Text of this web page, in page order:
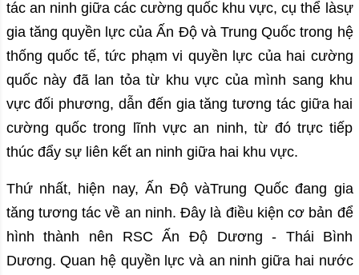
tác an ninh giữa các cường quốc khu vực, cụ thể làsự
gia tăng quyền lực của Ấn Độ và Trung Quốc trong hệ
thống quốc tế, tức phạm vi quyền lực của hai cường
quốc này đã lan tỏa từ khu vực của mình sang khu
vực đối phương, dẫn đến gia tăng tương tác giữa hai
cường quốc trong lĩnh vực an ninh, từ đó trực tiếp
thúc đẩy sự liên kết an ninh giữa hai khu vực.
Thứ nhất, hiện nay, Ấn Độ vàTrung Quốc đang gia
tăng tương tác về an ninh. Đây là điều kiện cơ bản để
hình thành nên RSC Ấn Độ Dương - Thái Bình
Dương. Quan hệ quyền lực và an ninh giữa hai nước